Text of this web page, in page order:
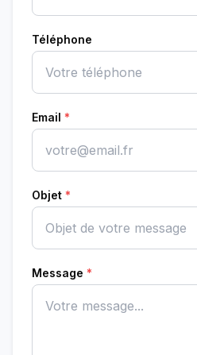
Téléphone
Email *
Objet *
Message *